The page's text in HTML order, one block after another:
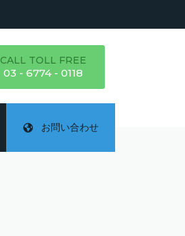
CALL TOLL FREE
03 - 6774 - 0118
お問い合わせ